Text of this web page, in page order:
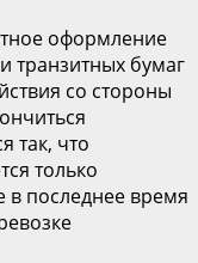
оформление
транзитных бумаг
со стороны
так, что
только
в последнее время